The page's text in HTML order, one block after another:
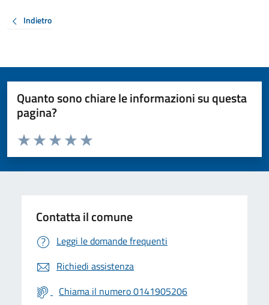
Indietro
Quanto sono chiare le informazioni su questa
pagina?
Valuta da 1 a 5 stelle la pagina
Valuta 5 stelle su 5
Valuta 4 stelle su 5
Valuta 3 stelle su 5
Valuta 2 stelle su 5
Valuta 1 stelle su 5
Contatta il comune
Leggi le domande frequenti
Richiedi assistenza
Chiama il numero 0141905206